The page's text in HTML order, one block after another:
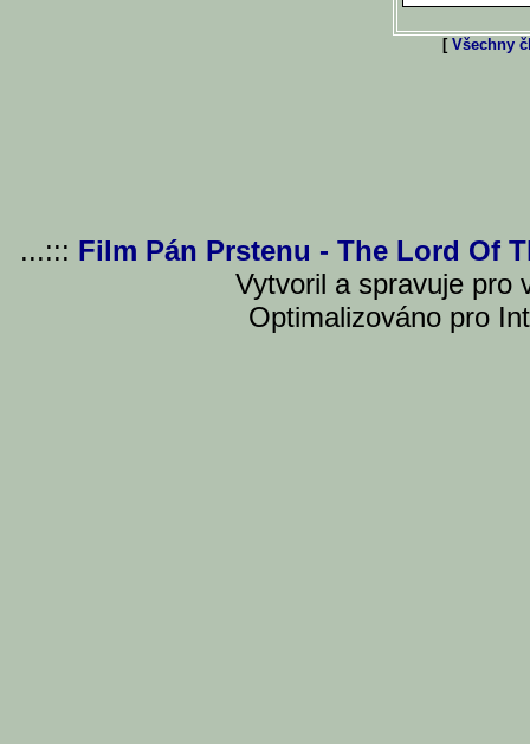
[ Všechny
...::: Film Pán Prstenu - The Lord Of
Vytvoril a spravuje pro
Optimalizováno pro